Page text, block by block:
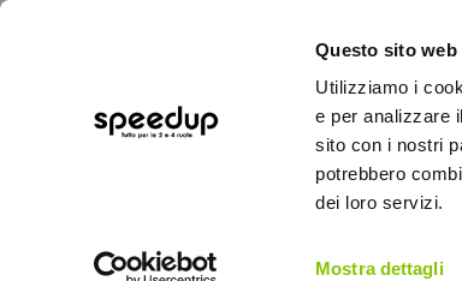
Questo sito
Utilizziamo i
e per analizzare
sito con i nostri
potrebbero
dei loro servizi.
Mostra dettagli
BICI
Home